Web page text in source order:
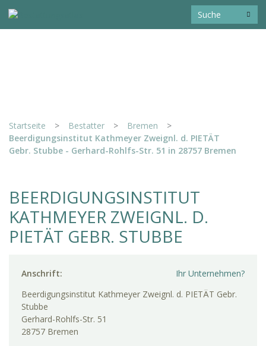
Startseite > Bestatter > Bremen
>
Beerdigungsinstitut Kathmeyer Zweignl. d. PIETÄT
Gebr. Stubbe - Gerhard-Rohlfs-Str. 51 in 28757 Bremen
BEERDIGUNGSINSTITUT
KATHMEYER ZWEIGNL. D.
PIETÄT GEBR. STUBBE
Ihr Unternehmen?
Anschrift:
Beerdigungsinstitut Kathmeyer Zweignl. d. PIETÄT Gebr.
Stubbe
Gerhard-Rohlfs-Str. 51
28757 Bremen